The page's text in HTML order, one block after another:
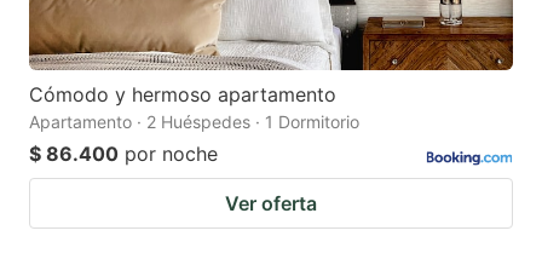
Cómodo y hermoso apartamento
Apartamento · 2 Huéspedes · 1 Dormitorio
$ 86.400 por noche
Ver oferta